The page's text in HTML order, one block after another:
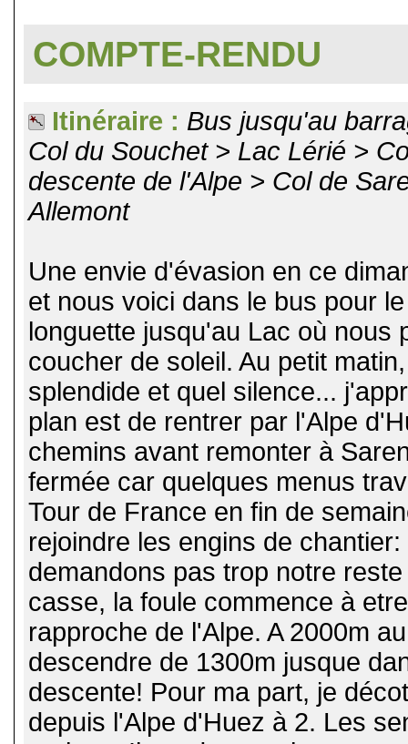
COMPTE-RENDU
Itinéraire : Bus jusqu'au
Col du Souchet > Lac Lérié >
descente de l'Alpe > Col de
Allemont
Une envie d'évasion en ce
et nous voici dans le bus pour
longuette jusqu'au Lac où nous
coucher de soleil. Au petit
splendide et quel silence...
plan est de rentrer par l'Alpe
chemins avant remonter à
fermée car quelques menus
Tour de France en fin de
rejoindre les engins de
demandons pas trop notre
casse, la foule commence à
rapproche de l'Alpe. A 2000m
descendre de 1300m jusque
descente! Pour ma part, je
depuis l'Alpe d'Huez à 2. Les